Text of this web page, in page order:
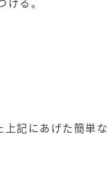
る。
記にあげた簡単